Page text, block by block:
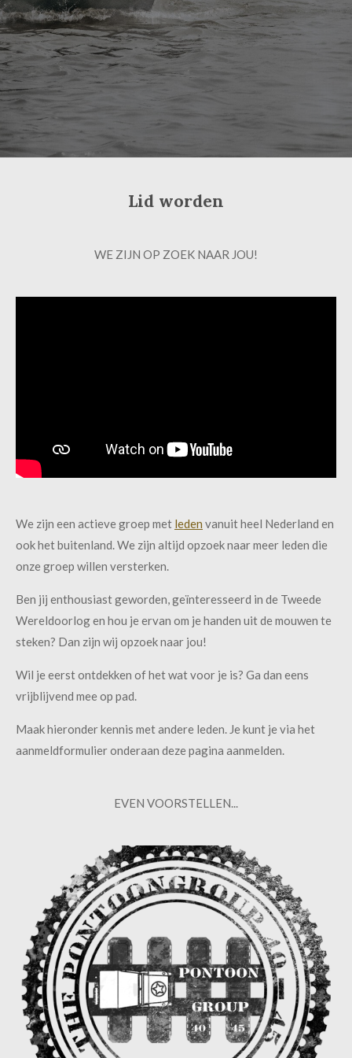
Lid worden
WE ZIJN OP ZOEK NAAR JOU!
We zijn een actieve groep met leden vanuit heel Nederland en
ook het buitenland. We zijn altijd opzoek naar meer leden die
onze groep willen versterken.
Ben jij enthousiast geworden, geïnteresseerd in de Tweede
Wereldoorlog en hou je ervan om je handen uit de mouwen te
steken? Dan zijn wij opzoek naar jou!
Wil je eerst ontdekken of het wat voor je is? Ga dan eens
vrijblijvend mee op pad.
Maak hieronder kennis met andere leden. Je kunt je via het
aanmeldformulier onderaan deze pagina aanmelden.
EVEN VOORSTELLEN...